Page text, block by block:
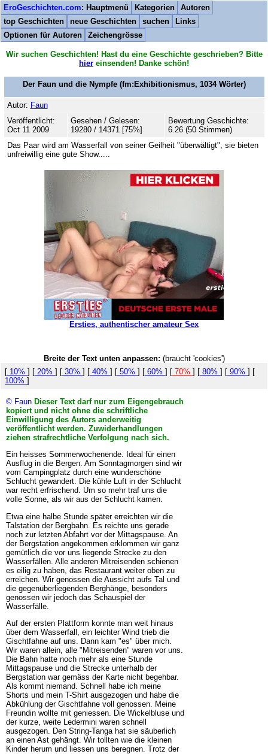
EroGeschichten.com: Hauptmenü Kategorien
Autoren
top Geschichten
neue Geschichten suchen
Links
Optionen für Autoren
Zeichengrösse
Wir suchen Geschichten! Hast du eine Geschichte geschrieben? Bitte
hier einsenden! Danke schön!
Der Faun und die Nympfe(fm:Exhibitionismus, 1034Wörter)
Autor: Faun
Veröffentlicht:
Oct 11 2009
Gesehen / Gelesen:
19280 / 14371 [75%]
Bewertung Geschichte:
6.26 (50 Stimmen)
Das Paar wird am Wasserfall von seiner Geilheit "überwältigt", sie bieten
unfreiwillig eine gute Show.....
Ersties, authentischer amateur Sex
Breite der Text unten anpassen: (braucht 'cookies')
[ 10% ] [ 20% ] [ 30% ] [ 40% ] [ 50% ] [ 60% ] [ 70% ] [ 80% ] [ 90% ] [
100% ]
© Faun Dieser Text darf nur zum Eigengebrauch
kopiert und nicht ohne die schriftliche
Einwilligung des Autors anderweitig
veröffentlicht werden. Zuwiderhandlungen
ziehen strafrechtliche Verfolgung nach sich.
Ein heisses Sommerwochenende. Ideal für einen
Ausflug in die Bergen. Am Sonntagmorgen sind wir
vom Campingplatz durch eine wunderschöne
Schlucht gewandert. Die kühle Luft in der Schlucht
war recht erfrischend. Um so mehr traf uns die
volle Sonne, als wir aus der Schlucht kamen.
Etwa eine halbe Stunde später erreichten wir die
Talstation der Bergbahn. Es reichte uns gerade
noch zur letzten Abfahrt vor der Mittagspause. An
der Bergstation angekommen erklommen wir ganz
gemütlich die vor uns liegende Strecke zu den
Wasserfällen. Alle anderen Mitreisenden schienen
es eilig zu haben, das Restaurant weiter oben zu
erreichen. Wir genossen die Aussicht aufs Tal und
die gegenüberliegenden Berghänge, besonders
genossen wir jedoch das Schauspiel der
Wasserfälle.
Auf der ersten Plattform konnte man weit hinaus
über dem Wasserfall, ein leichter Wind trieb die
Gischtfahne auf uns. Dann kam "es" über mich.
Wir waren allein, alle "Mitreisenden" waren vor uns.
Die Bahn hatte noch mehr als eine Stunde
Mittagspause und die Strecke unterhalb der
Bergstation war gemäss der Karte nicht begehbar.
Als kommt niemand. Schnell habe ich meine
Shorts und mein T-Shirt ausgezogen und habe die
Abkühlung der Gischtfahne voll genossen. Meine
Freundin wollte mit geniessen. Die Wickelbluse und
der kurze, weite Ledermini waren schnell
ausgezogen. Den String-Tanga hat sie säuberlich
an einen Ast gehängt. Wir tollten wie die kleinen
Kinder herum und liessen uns beregnen. Trotz der